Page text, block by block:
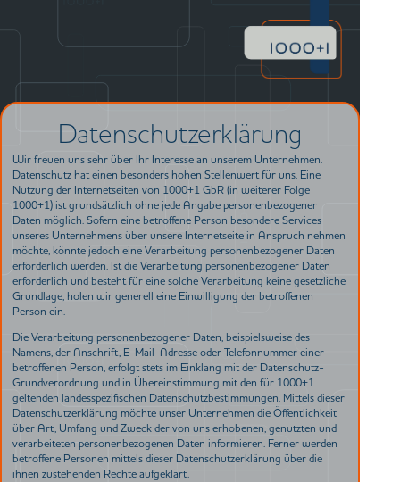
Datenschutzerklärung
Wir freuen uns sehr über Ihr Interesse an unserem Unternehmen.
Datenschutz hat einen besonders hohen Stellenwert für uns. Eine
Nutzung der Internetseiten von 1000+1 GbR (in weiterer Folge
1000+1) ist grundsätzlich ohne jede Angabe personenbezogener
Daten möglich. Sofern eine betroffene Person besondere Services
unseres Unternehmens über unsere Internetseite in Anspruch nehmen
möchte, könnte jedoch eine Verarbeitung personenbezogener Daten
erforderlich werden. Ist die Verarbeitung personenbezogener Daten
erforderlich und besteht für eine solche Verarbeitung keine gesetzliche
Grundlage, holen wir generell eine Einwilligung der betroffenen
Person ein.
Die Verarbeitung personenbezogener Daten, beispielsweise des
Namens, der Anschrift, E-Mail-Adresse oder Telefonnummer einer
betroffenen Person, erfolgt stets im Einklang mit der Datenschutz-
Grundverordnung und in Übereinstimmung mit den für 1000+1
geltenden landesspezifischen Datenschutzbestimmungen. Mittels dieser
Datenschutzerklärung möchte unser Unternehmen die Öffentlichkeit
über Art, Umfang und Zweck der von uns erhobenen, genutzten und
verarbeiteten personenbezogenen Daten informieren. Ferner werden
betroffene Personen mittels dieser Datenschutzerklärung über die
ihnen zustehenden Rechte aufgeklärt.